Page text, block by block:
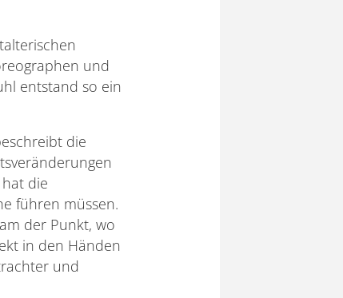
und
entstand so ein
die
die
führen müssen.
der Punkt, wo
in den Händen
und